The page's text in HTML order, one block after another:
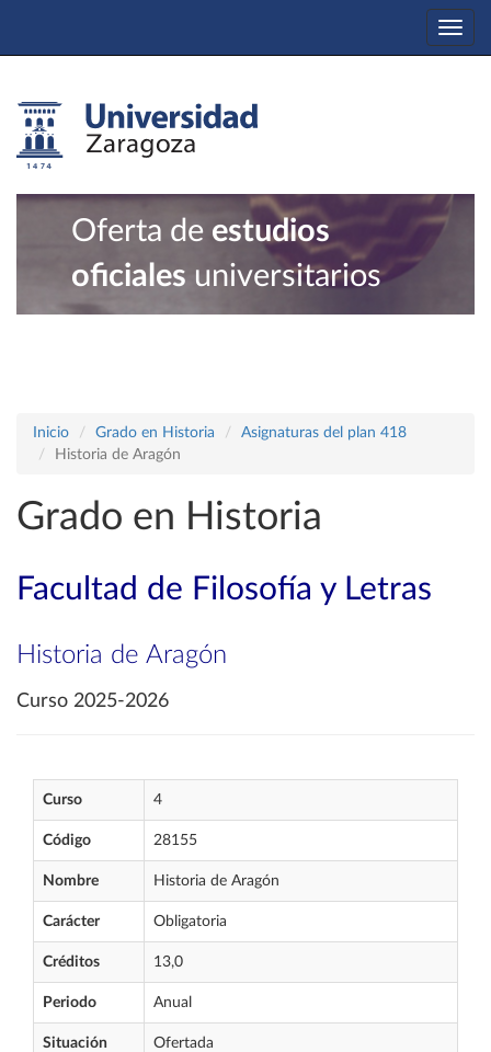
Oferta de estudios
oficiales universitarios
Inicio Grado en Historia
Asignaturas del plan 418
Historia de Aragón
Grado en Historia
Facultad de Filosofía y Letras
Historia de Aragón
Curso 2025-2026
Curso 4
Código 28155
Nombre Historia de Aragón
Carácter Obligatoria
Créditos 13,0
Periodo Anual
Situación Ofertada